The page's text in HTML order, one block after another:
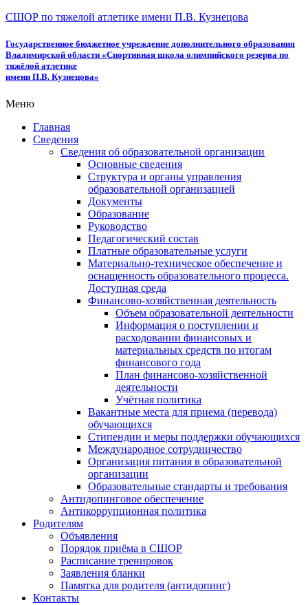
СШОР по тяжелой атлетике имени П.В. Кузнецова
Государственное бюджетное учреждение дополнительного образования
Владимирской области «Спортивная школа олимпийского резерва по
тяжёлой атлетике
имени П.В. Кузнецова»
Меню
Главная
Сведения
Сведения об образовательной организации
Основные сведения
Структура и органы управления
образовательной организацией
Документы
Образование
Руководство
Педагогический состав
Платные образовательные услуги
Материально-техническое обеспечение и
оснащенность образовательного процесса.
Доступная среда
Финансово-хозяйственная деятельность
Объем образовательной деятельности
Информация о поступлении и
расходовании финансовых и
материальных средств по итогам
финансового года
План финансово-хозяйственной
деятельности
Учётная политика
Вакантные места для приема (перевода)
обучающихся
Стипендии и меры поддержки обучающихся
Международное сотрудничество
Организация питания в образовательной
организации
Образовательные стандарты и требования
Антидопинговое обеспечение
Антикоррупционная политика
Родителям
Объявления
Порядок приёма в СШОР
Расписание тренировок
Заявления бланки
Памятка для родителя (антидопинг)
Контакты